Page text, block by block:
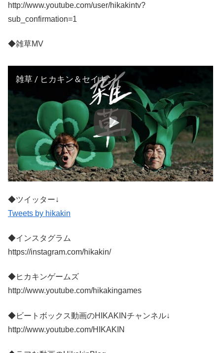
http://www.youtube.com/user/hikakintv?
sub_confirmation=1
◆雑草MV
雑草 / ヒカキン＆セイキン
◆ツイッター↓
Tweets by hikakin
◆インスタグラム
https://instagram.com/hikakin/
◆ヒカキンゲームズ
http://www.youtube.com/hikakingames
◆ビートボックス動画のHIKAKINチャンネル↓
http://www.youtube.com/HIKAKIN